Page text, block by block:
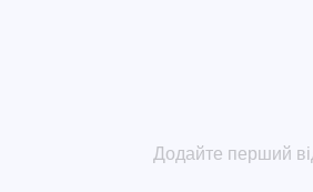
Додайте перший